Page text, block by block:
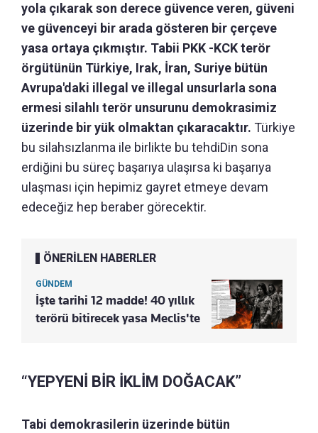
yola çıkarak son derece güvence veren, güveni
ve güvenceyi bir arada gösteren bir çerçeve
yasa ortaya çıkmıştır. Tabii PKK -KCK terör
örgütünün Türkiye, Irak, İran, Suriye bütün
Avrupa'daki illegal ve illegal unsurlarla sona
ermesi silahlı terör unsurunu demokrasimiz
üzerinde bir yük olmaktan çıkaracaktır. Türkiye
bu silahsızlanma ile birlikte bu tehdiDin sona
erdiğini bu süreç başarıya ulaşırsa ki başarıya
ulaşması için hepimiz gayret etmeye devam
edeceğiz hep beraber görecektir.
ÖNERİLEN HABERLER
GÜNDEM
İşte tarihi 12 madde! 40 yıllık
terörü bitirecek yasa Meclis'te
“YEPYENİ BİR İKLİM DOĞACAK”
Tabi demokrasilerin üzerinde bütün